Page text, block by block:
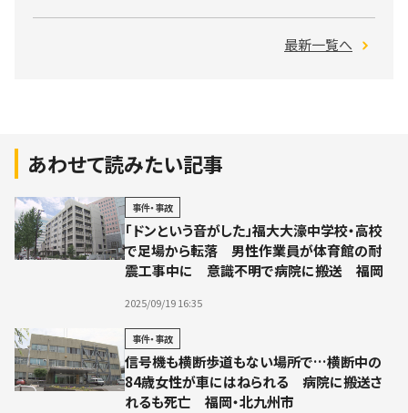
最新一覧へ
あわせて読みたい記事
事件・事故
「ドンという音がした」福大大濠中学校・高校
で足場から転落 男性作業員が体育館の耐
震工事中に 意識不明で病院に搬送 福岡
2025/09/19 16:35
事件・事故
信号機も横断歩道もない場所で…横断中の
84歳女性が車にはねられる 病院に搬送さ
れるも死亡 福岡・北九州市